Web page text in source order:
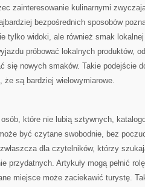
zainteresowanie kulinarnymi
bezpośrednich sposobów
tylko widoki, ale również smak
próbować lokalnych produktów,
się nowych smaków. Takie podejście
że są bardziej wielowymiarowe.
które nie lubią sztywnych,
być czytane swobodnie, bez
dla czytelników, którzy
przydatnych. Artykuły mogą pełnić
miejsce może zaciekawić turystę.